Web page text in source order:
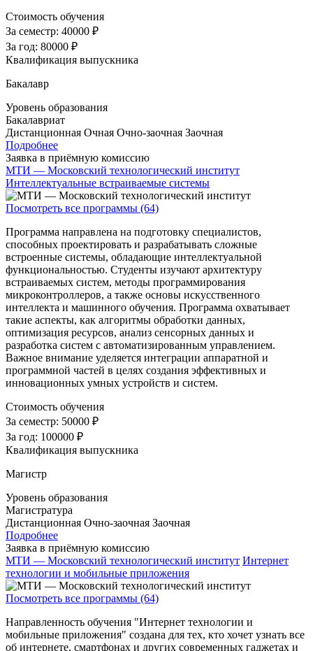
Стоимость обучения
За семестр: 40000 ₽
За год: 80000 ₽
Квалификация выпускника
Бакалавр
Уровень образования
Бакалавриат
Дистанционная Очная Очно-заочная Заочная
Подробнее
Заявка в приёмную комиссию
МТИ — Московский технологический институт
Интеллектуальные встраиваемые системы
Посмотреть все программы (64)
Программа направлена на подготовку специалистов,
способных проектировать и разрабатывать сложные
встроенные системы, обладающие интеллектуальной
функциональностью. Студенты изучают архитектуру
встраиваемых систем, методы программирования
микроконтроллеров, а также основы искусственного
интеллекта и машинного обучения. Программа охватывает
такие аспекты, как алгоритмы обработки данных,
оптимизация ресурсов, анализ сенсорных данных и
разработка систем с автоматизированным управлением.
Важное внимание уделяется интеграции аппаратной и
программной частей в целях создания эффективных и
инновационных умных устройств и систем.
Стоимость обучения
За семестр: 50000 ₽
За год: 100000 ₽
Квалификация выпускника
Магистр
Уровень образования
Магистратура
Дистанционная Очно-заочная Заочная
Подробнее
Заявка в приёмную комиссию
МТИ — Московский технологический институт Интернет
технологии и мобильные приложения
Посмотреть все программы (64)
Направленность обучения "Интернет технологии и
мобильные приложения" создана для тех, кто хочет узнать все
об интернете, смартфонах и других современных гаджетах и